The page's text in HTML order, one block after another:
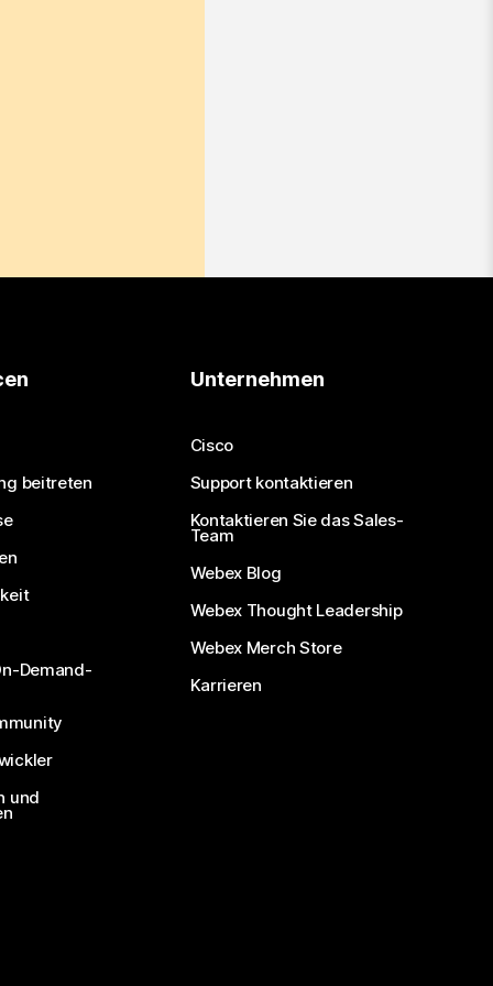
beitreten
Demand-
und
Unternehmen
Cisco
Support kontaktieren
Kontaktieren Sie das Sales-
Team
Webex Blog
Webex Thought Leadership
Webex Merch Store
Karrieren